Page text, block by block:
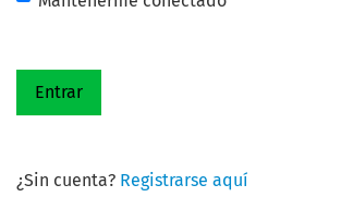
Entrar
¿Sin cuenta? Registrarse aquí